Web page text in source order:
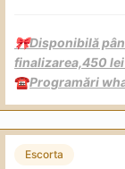
🎀Disponibilă
finalizarea,450
☎️Programări
Escorta